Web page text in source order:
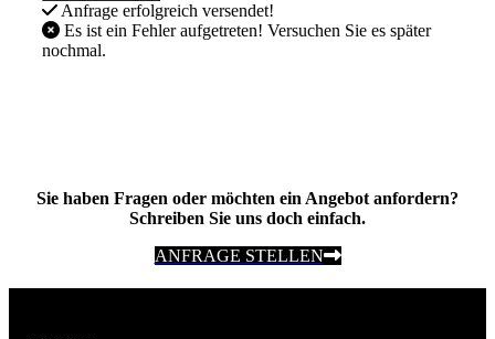
Anfrage erfolgreich versendet!
Es ist ein Fehler aufgetreten! Versuchen Sie es später
nochmal.
Sie haben Fragen oder möchten ein Angebot anfordern?
Schreiben Sie uns doch einfach.
ANFRAGE STELLEN